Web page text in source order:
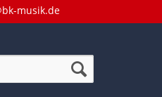
musik.de